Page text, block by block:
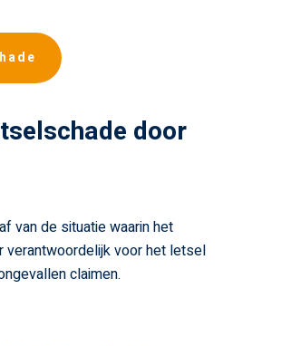
door
van de situatie waarin het
verantwoordelijk voor het letsel
claimen.